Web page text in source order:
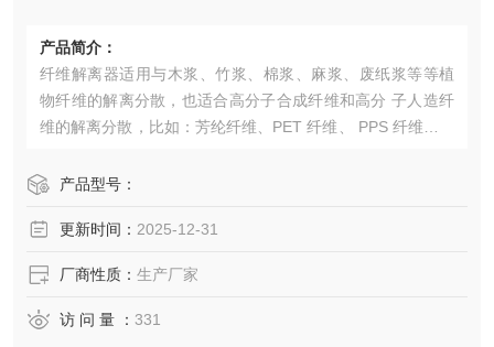
产品简介：
纤维解离器适用与木浆、竹浆、棉浆、麻浆、废纸浆等等植
物纤维的解离分散，也适合高分子合成纤维和高分 子人造纤
维的解离分散，比如：芳纶纤维、PET 纤维、 PPS 纤维、天
玻璃纤维、陶瓷纤维、碳纤维、矿物纤维等等。
产品型号：
更新时间： 2025-12-31
厂商性质： 生产厂家
访 问 量 ： 331